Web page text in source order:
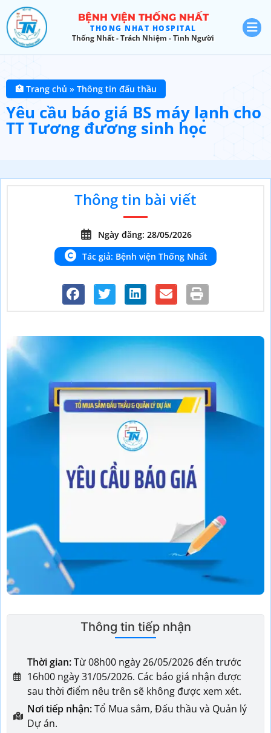
BỆNH VIỆN THỐNG NHẤT
THONG NHAT HOSPITAL
Thống Nhất - Trách Nhiệm - Tình Người
🏥 Trang chủ » Thông tin đấu thầu
Yêu cầu báo giá BS máy lạnh cho
TT Tương đương sinh học
Thông tin tiếp nhận
Thời gian:Từ 08h00 ngày 26/05/2026 đến trước
16h00 ngày 31/05/2026. Các báo giá nhận được
sau thời điểm nêu trên sẽ không được xem xét.
Nơi tiếp nhận:Tổ Mua sắm, Đấu thầu và Quản lý
Dự án.
Thông tin bài viết
Ngày đăng: 28/05/2026
Tác giả: Bệnh viện Thống Nhất